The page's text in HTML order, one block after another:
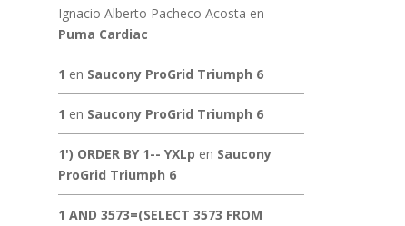
Ignacio Alberto Pacheco Acosta en
Puma Cardiac
1 en Saucony ProGrid Triumph 6
1 en Saucony ProGrid Triumph 6
1') ORDER BY 1-- YXLp en Saucony
ProGrid Triumph 6
1 AND 3573=(SELECT 3573 FROM